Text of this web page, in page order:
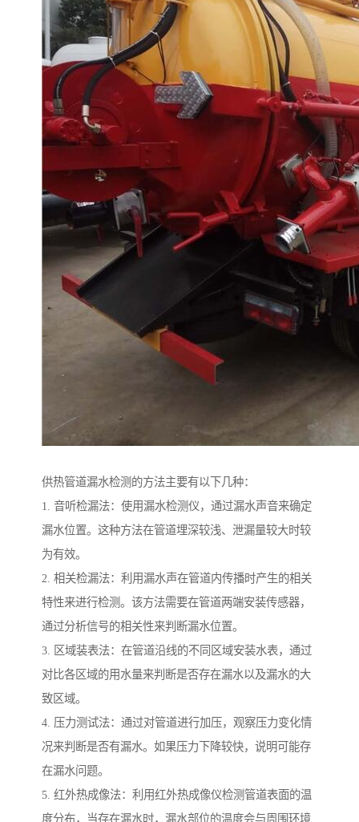
供热管道漏水检测的方法主要有以下几种：
1. 音听检漏法：使用漏水检测仪，通过漏水声音来确定
漏水位置。这种方法在管道埋深较浅、泄漏量较大时较
为有效。
2. 相关检漏法：利用漏水声在管道内传播时产生的相关
特性来进行检测。该方法需要在管道两端安装传感器，
通过分析信号的相关性来判断漏水位置。
3. 区域装表法：在管道沿线的不同区域安装水表，通过
对比各区域的用水量来判断是否存在漏水以及漏水的大
致区域。
4. 压力测试法：通过对管道进行加压，观察压力变化情
况来判断是否有漏水。如果压力下降较快，说明可能存
在漏水问题。
5. 红外热成像法：利用红外热成像仪检测管道表面的温
度分布，当存在漏水时，漏水部位的温度会与周围环境